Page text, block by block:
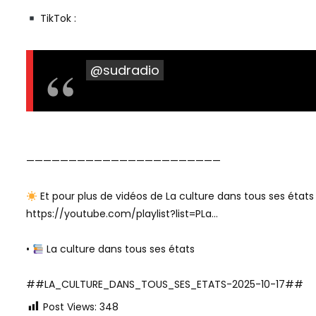
TikTok :
@sudradio
———————————————————————
Et pour plus de vidéos de La culture dans tous ses états
https://youtube.com/playlist?list=PLa…
• La culture dans tous ses états
##LA_CULTURE_DANS_TOUS_SES_ETATS-2025-10-17##
Post Views: 348